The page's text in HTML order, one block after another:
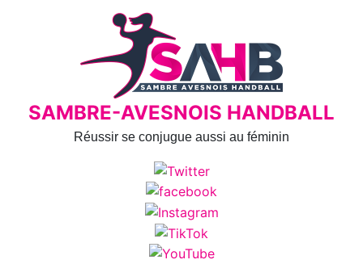
SAMBRE-AVESNOIS HANDBALL
Réussir se conjugue aussi au féminin